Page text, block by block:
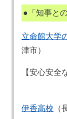
●「知事と
立命館大学
津市）
【安心安
伊香高校 （